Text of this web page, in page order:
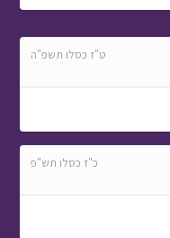
ט"ז כסלו תשפ"ה
כ"ז כסלו תש"פ